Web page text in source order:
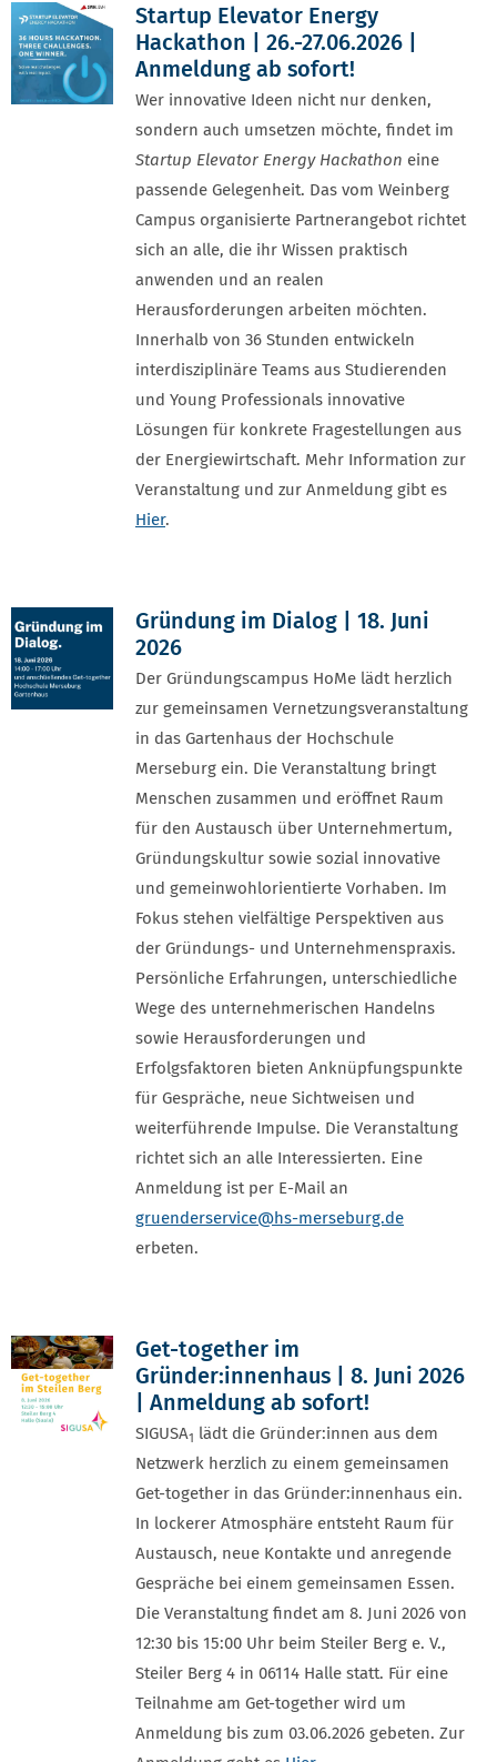
Startup Elevator Energy
Hackathon | 26.-27.06.2026 |
Anmeldung ab sofort!
Wer innovative Ideen nicht nur denken,
sondern auch umsetzen möchte, findet im
Startup Elevator Energy Hackathon eine
passende Gelegenheit. Das vom Weinberg
Campus organisierte Partnerangebot richtet
sich an alle, die ihr Wissen praktisch
anwenden und an realen
Herausforderungen arbeiten möchten.
Innerhalb von 36 Stunden entwickeln
interdisziplinäre Teams aus Studierenden
und Young Professionals innovative
Lösungen für konkrete Fragestellungen aus
der Energiewirtschaft. Mehr Information zur
Veranstaltung und zur Anmeldung gibt es
Hier.
Gründung im Dialog | 18. Juni
2026
Der Gründungscampus HoMe lädt herzlich
zur gemeinsamen Vernetzungsveranstaltung
in das Gartenhaus der Hochschule
Merseburg ein. Die Veranstaltung bringt
Menschen zusammen und eröffnet Raum
für den Austausch über Unternehmertum,
Gründungskultur sowie sozial innovative
und gemeinwohlorientierte Vorhaben. Im
Fokus stehen vielfältige Perspektiven aus
der Gründungs- und Unternehmenspraxis.
Persönliche Erfahrungen, unterschiedliche
Wege des unternehmerischen Handelns
sowie Herausforderungen und
Erfolgsfaktoren bieten Anknüpfungspunkte
für Gespräche, neue Sichtweisen und
weiterführende Impulse. Die Veranstaltung
richtet sich an alle Interessierten. Eine
Anmeldung ist per E-Mail an
gruenderservice@hs-merseburg.de
erbeten.
Get-together im
Gründer:innenhaus | 8. Juni 2026
| Anmeldung ab sofort!
SIGUSA1 lädt die Gründer:innen aus dem
Netzwerk herzlich zu einem gemeinsamen
Get-together in das Gründer:innenhaus ein.
In lockerer Atmosphäre entsteht Raum für
Austausch, neue Kontakte und anregende
Gespräche bei einem gemeinsamen Essen.
Die Veranstaltung findet am 8. Juni 2026 von
12:30 bis 15:00 Uhr beim Steiler Berg e. V.,
Steiler Berg 4 in 06114 Halle statt. Für eine
Teilnahme am Get-together wird um
Anmeldung bis zum 03.06.2026 gebeten. Zur